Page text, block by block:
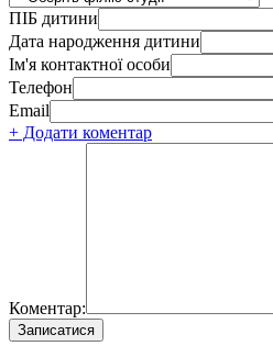
ПІБ дитини
Дата народження дитини
Ім'я контактної особи
Телефон
Email
+ Додати коментар
Коментар: